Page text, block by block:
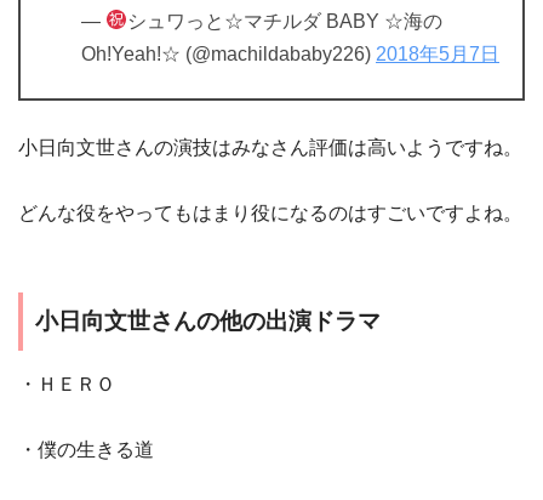
—
シュワっと☆マチルダ BABY ☆海の
Oh!Yeah!☆ (@machildababy226) 2018年5月7日
小日向文世さんの演技はみなさん評価は高いようですね。
どんな役をやってもはまり役になるのはすごいですよね。
小日向文世さんの他の出演ドラマ
・ＨＥＲＯ
・僕の生きる道